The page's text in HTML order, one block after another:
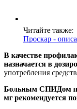
Читайте также:
Проскар -
В качестве
назначается в
употребления
Больным СПИДом
мг рекомендуется